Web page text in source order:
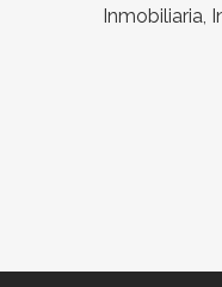
Inmobiliaria,